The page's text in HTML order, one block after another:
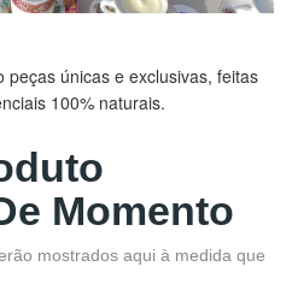
peças únicas e exclusivas, feitas
100% naturais.
Momento
mostrados aqui à medida que